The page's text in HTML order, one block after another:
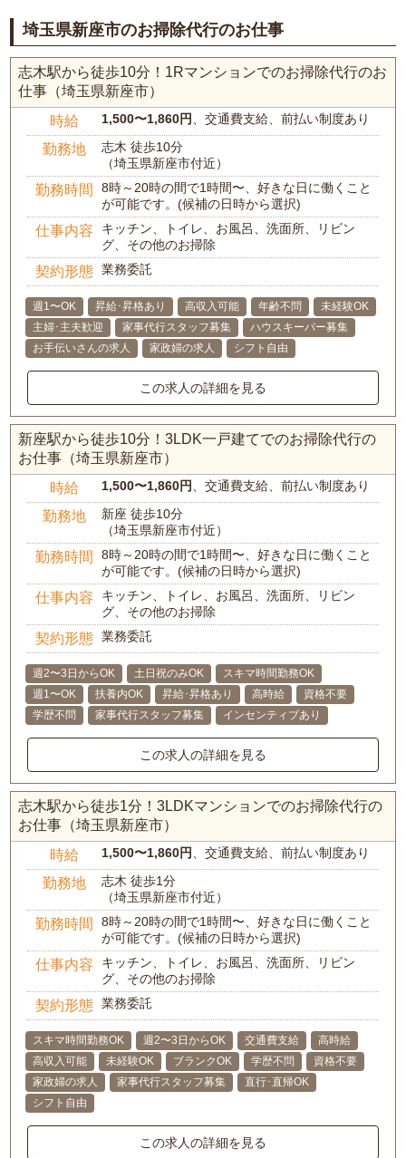
埼玉県新座市のお掃除代行のお仕事
志木駅から徒歩10分！1Rマンションでのお掃除代行のお
仕事（埼玉県新座市）
時給 1,500〜1,860円 、交通費支給、前払い制度あり
勤務地
志木 徒歩10分
（埼玉県新座市付近）
勤務時間
8時～20時の間で1時間〜、好きな日に働くこと
が可能です。(候補の日時から選択)
仕事内容
キッチン、トイレ、お風呂、洗面所、リビン
グ、その他のお掃除
契約形態 業務委託
週1〜OK 昇給･昇格あり 高収入可能 年齢不問
未経験OK
主婦･主夫歓迎
家事代行スタッフ募集
ハウスキーパー募集
お手伝いさんの求人
家政婦の求人 シフト自由
この求人の詳細を見る
新座駅から徒歩10分！3LDK一戸建てでのお掃除代行の
お仕事（埼玉県新座市）
時給 1,500〜1,860円 、交通費支給、前払い制度あり
勤務地
新座 徒歩10分
（埼玉県新座市付近）
勤務時間
8時～20時の間で1時間〜、好きな日に働くこと
が可能です。(候補の日時から選択)
仕事内容
キッチン、トイレ、お風呂、洗面所、リビン
グ、その他のお掃除
契約形態 業務委託
週2〜3日からOK 土日祝のみOK
スキマ時間勤務OK
週1〜OK
扶養内OK 昇給･昇格あり 高時給
資格不要
学歴不問
家事代行スタッフ募集 インセンティブあり
この求人の詳細を見る
志木駅から徒歩1分！3LDKマンションでのお掃除代行の
お仕事（埼玉県新座市）
時給 1,500〜1,860円 、交通費支給、前払い制度あり
勤務地
志木 徒歩1分
（埼玉県新座市付近）
勤務時間
8時～20時の間で1時間〜、好きな日に働くこと
が可能です。(候補の日時から選択)
仕事内容
キッチン、トイレ、お風呂、洗面所、リビン
グ、その他のお掃除
契約形態 業務委託
スキマ時間勤務OK 週2〜3日からOK 交通費支給
高時給
高収入可能
未経験OK ブランクOK 学歴不問
資格不要
家政婦の求人
家事代行スタッフ募集
直行･直帰OK
シフト自由
この求人の詳細を見る